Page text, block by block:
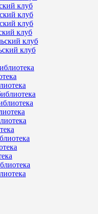
клуб
клуб
клуб
клуб
клуб
клуб